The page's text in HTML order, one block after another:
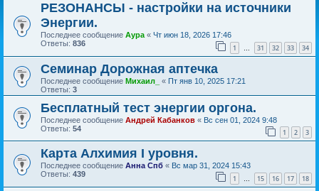
РЕЗОНАНСЫ - настройки на источники
Энергии.
Последнее сообщение Аура « Чт июн 18, 2026 17:46
Ответы: 836 1 … 31 32 33 34
Семинар Дорожная аптечка
Последнее сообщение Михаил_ « Пт янв 10, 2025 17:21
Ответы: 3
Бесплатный тест энергии оргона.
Последнее сообщение Андрей Кабанков « Вс сен 01, 2024 9:48
Ответы: 54 1 2 3
Карта Алхимия I уровня.
Последнее сообщение Анна Спб « Вс мар 31, 2024 15:43
Ответы: 439 1 … 15 16 17 18